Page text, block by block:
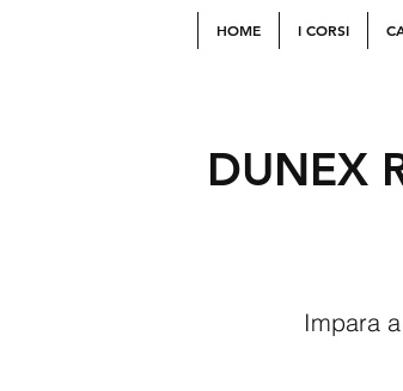
HOME I CORSI
DUNEX
Impara